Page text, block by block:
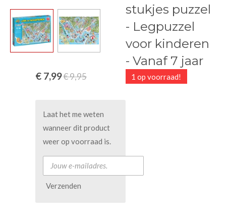
stukjes puzzel
- Legpuzzel
voor kinderen
- Vanaf 7 jaar
1 op voorraad!
€ 7,99€ 9,95
Laat het me weten
wanneer dit product
weer op voorraad is.
Verzenden